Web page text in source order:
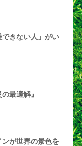
きない人」がい
最適解』
が世界の景色を